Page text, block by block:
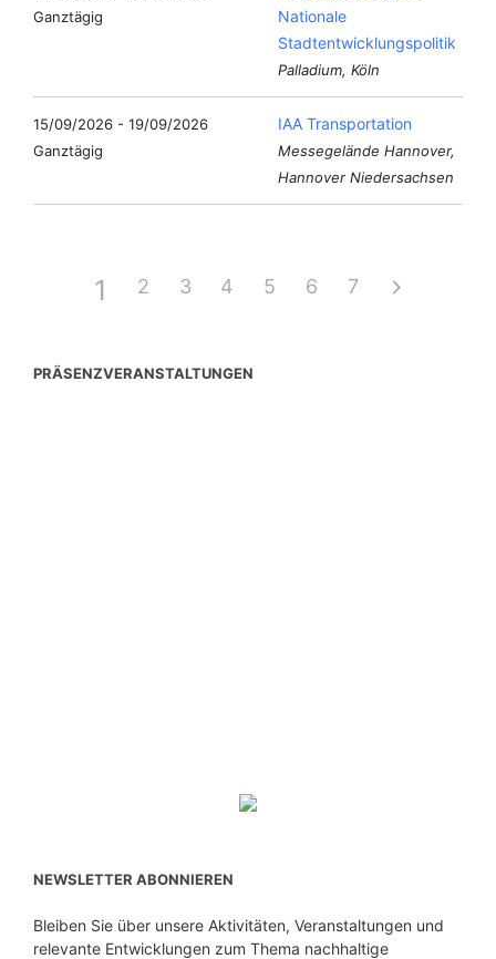
Ganztägig
Nationale
Stadtentwicklungspolitik
Palladium, Köln
15/09/2026 - 19/09/2026
Ganztägig
IAA Transportation
Messegelände Hannover,
Hannover Niedersachsen
1 2 3 4 5 6 7
PRÄSENZVERANSTALTUNGEN
NEWSLETTER ABONNIEREN
Bleiben Sie über unsere Aktivitäten, Veranstaltungen und
relevante Entwicklungen zum Thema nachhaltige